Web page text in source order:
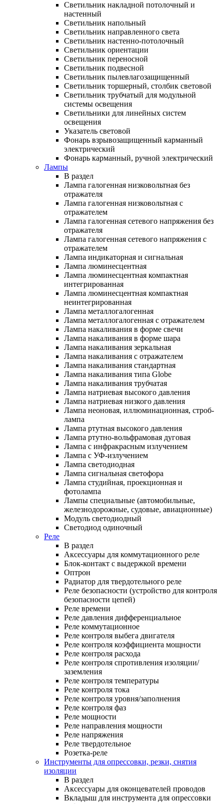
Светильник накладной потолочный и
настенный
Светильник напольный
Светильник направленного света
Светильник настенно-потолочный
Светильник ориентации
Светильник переносной
Светильник подвесной
Светильник пылевлагозащищенный
Светильник торшерный, столбик световой
Светильник трубчатый для модульной
системы освещения
Светильники для линейных систем
освещения
Указатель световой
Фонарь взрывозащищенный карманный
электрический
Фонарь карманный, ручной электрический
Лампы
В раздел
Лампа галогенная низковольтная без
отражателя
Лампа галогенная низковольтная с
отражателем
Лампа галогенная сетевого напряжения без
отражателя
Лампа галогенная сетевого напряжения с
отражателем
Лампа индикаторная и сигнальная
Лампа люминесцентная
Лампа люминесцентная компактная
интегрированная
Лампа люминесцентная компактная
неинтегрированная
Лампа металлогалогенная
Лампа металлогалогенная с отражателем
Лампа накаливания в форме свечи
Лампа накаливания в форме шара
Лампа накаливания зеркальная
Лампа накаливания с отражателем
Лампа накаливания стандартная
Лампа накаливания типа Globe
Лампа накаливания трубчатая
Лампа натриевая высокого давления
Лампа натриевая низкого давления
Лампа неоновая, иллюминационная, строб-
лампа
Лампа ртутная высокого давления
Лампа ртутно-вольфрамовая дуговая
Лампа с инфракрасным излучением
Лампа с УФ-излучением
Лампа светодиодная
Лампа сигнальная светофора
Лампа студийная, проекционная и
фотолампа
Лампы специальные (автомобильные,
железнодорожные, судовые, авиационные)
Модуль светодиодный
Светодиод одиночный
Реле
В раздел
Аксессуары для коммутационного реле
Блок-контакт с выдержкой времени
Оптрон
Радиатор для твердотельного реле
Реле безопасности (устройство для контроля
безопасности цепей)
Реле времени
Реле давления дифференциальное
Реле коммутационное
Реле контроля выбега двигателя
Реле контроля коэффициента мощности
Реле контроля расхода
Реле контроля спротивления изоляции/
заземления
Реле контроля температуры
Реле контроля тока
Реле контроля уровня/заполнения
Реле контроля фаз
Реле мощности
Реле направления мощности
Реле напряжения
Реле твердотельное
Розетка-реле
Инструменты для опрессовки, резки, снятия
изоляции
В раздел
Аксессуары для оконцевателей проводов
Вкладыш для инструмента для опрессовки